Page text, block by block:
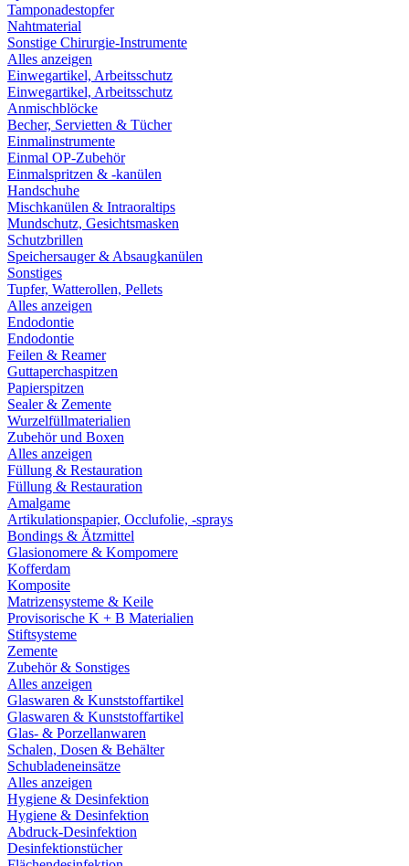
Tamponadestopfer
Nahtmaterial
Sonstige Chirurgie-Instrumente
Alles anzeigen
Einwegartikel, Arbeitsschutz
Einwegartikel, Arbeitsschutz
Anmischblöcke
Becher, Servietten & Tücher
Einmalinstrumente
Einmal OP-Zubehör
Einmalspritzen & -kanülen
Handschuhe
Mischkanülen & Intraoraltips
Mundschutz, Gesichtsmasken
Schutzbrillen
Speichersauger & Absaugkanülen
Sonstiges
Tupfer, Watterollen, Pellets
Alles anzeigen
Endodontie
Endodontie
Feilen & Reamer
Guttaperchaspitzen
Papierspitzen
Sealer & Zemente
Wurzelfüllmaterialien
Zubehör und Boxen
Alles anzeigen
Füllung & Restauration
Füllung & Restauration
Amalgame
Artikulationspapier, Occlufolie, -sprays
Bondings & Ätzmittel
Glasionomere & Kompomere
Kofferdam
Komposite
Matrizensysteme & Keile
Provisorische K + B Materialien
Stiftsysteme
Zemente
Zubehör & Sonstiges
Alles anzeigen
Glaswaren & Kunststoffartikel
Glaswaren & Kunststoffartikel
Glas- & Porzellanwaren
Schalen, Dosen & Behälter
Schubladeneinsätze
Alles anzeigen
Hygiene & Desinfektion
Hygiene & Desinfektion
Abdruck-Desinfektion
Desinfektionstücher